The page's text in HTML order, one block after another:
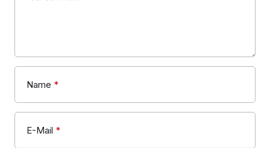
Name *
E-Mail *